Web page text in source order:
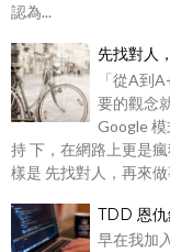
認為...
先找對人
「從A到
要的觀念
Google 模
持 下，在網路上更是
樣是 先找對人，再來做
TDD 恩仇
早在我加